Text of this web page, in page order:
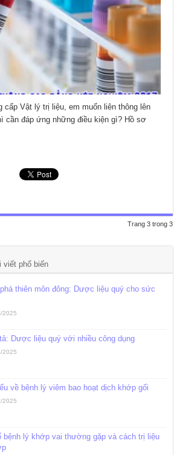
cấp Vật lý trị liệu, em muốn liên thông lên
cần đáp ứng những điều kiện gì? Hồ sơ
Trang 3 trong 3
viết phổ biến
thiên môn đông: Dược liệu quý cho sức
2025
Dược liệu quý với nhiều công dụng
2025
về bệnh lý viêm bao hoạt dịch khớp gối
2025
bệnh lý khớp vai thường gặp và cách trị liệu